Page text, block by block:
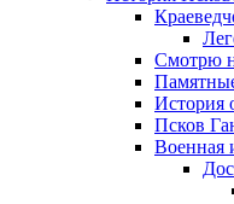
Смотрю
История
Псков
Военная